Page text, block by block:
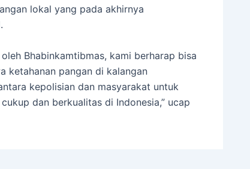
lokal yang pada akhirnya
Bhabinkamtibmas, kami berharap bisa
ketahanan pangan di kalangan
kepolisian dan masyarakat untuk
dan berkualitas di Indonesia,” ucap